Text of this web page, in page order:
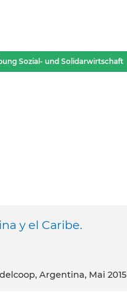
Sozial- und Solidarwirtschaft
y el Caribe.
Argentina, Mai 2015